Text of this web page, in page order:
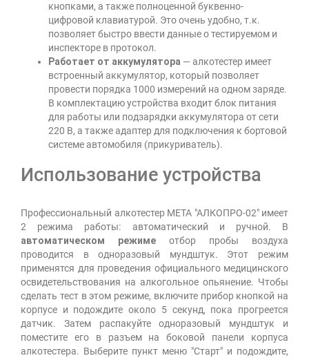
кнопками, а также полноценной буквенно-
цифровой клавиатурой. Это очень удобно, т.к.
позволяет быстро ввести данные о тестируемом и
инспекторе в протокол.
Работает от аккумулятора — алкотестер имеет
встроенный аккумулятор, который позволяет
провести порядка 1000 измерений на одном заряде.
В комплектацию устройства входит блок питания
для работы или подзарядки аккумулятора от сети
220 В, а также адаптер для подключения к бортовой
системе автомобиля (прикуриватель).
Использование устройства
Профессиональный алкотестер МЕТА "АЛКОПРО-02" имеет
2 режима работы: автоматический и ручной. В
автоматическом режиме отбор пробы воздуха
проводится в одноразовый мундштук. Этот режим
применятся для проведения официального медицинского
освидетельствования на алкогольное опьянение. Чтобы
сделать тест в этом режиме, включите прибор кнопкой на
корпусе и подождите около 5 секунд, пока прогреется
датчик. Затем распакуйте одноразовый мундштук и
поместите его в разъем на боковой панели корпуса
алкотестера. Выберите пункт меню "Старт" и подождите,